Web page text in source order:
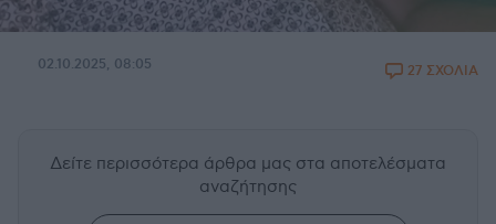
02.10.2025, 08:05 27 ΣΧΟΛΙΑ
Δείτε περισσότερα άρθρα μας στα αποτελέσματα
αναζήτησης